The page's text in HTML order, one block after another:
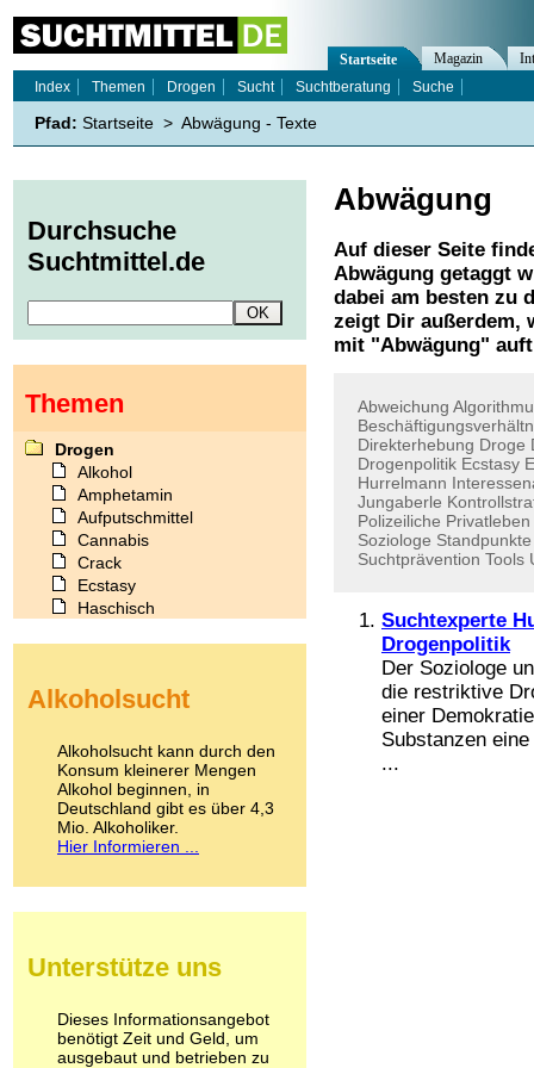
Abwägung
Auf dieser Seite
Abwägung getaggt
dabei am besten zu
zeigt Dir außerdem,
mit "Abwägung"
Abweichung
Direkterhebung Droge
Drogenpolitik Ecstasy
Hurrelmann
Jungaberle
Polizeiliche Privatleben
Soziologe Standpunkte
Suchtprävention Tools
Suchtexperte
Drogenpolitik
Der Soziologe
die restriktive
einer
Substanzen
...
Startseite Magazin
Index
Themen Drogen Sucht Suchtberatung Suche
Pfad: Startseite > Abwägung - Texte
Durchsuche
Suchtmittel.de
Themen
Drogen
Alkohol
Amphetamin
Aufputschmittel
Cannabis
Crack
Ecstasy
Haschisch
Kokain
LSD
Marihuana
Medikamente
Meskalin
Metamphetamin
Methadon
Pilze
Psychopharmaka
Schlafmittel
Schmerzmittel
Alkoholsucht
Alkoholsucht kann durch den
Konsum kleinerer Mengen
Alkohol beginnen, in
Deutschland gibt es über 4,3
Mio. Alkoholiker.
Hier Informieren ...
Unterstütze uns
Dieses Informationsangebot
benötigt Zeit und Geld, um
ausgebaut und betrieben zu